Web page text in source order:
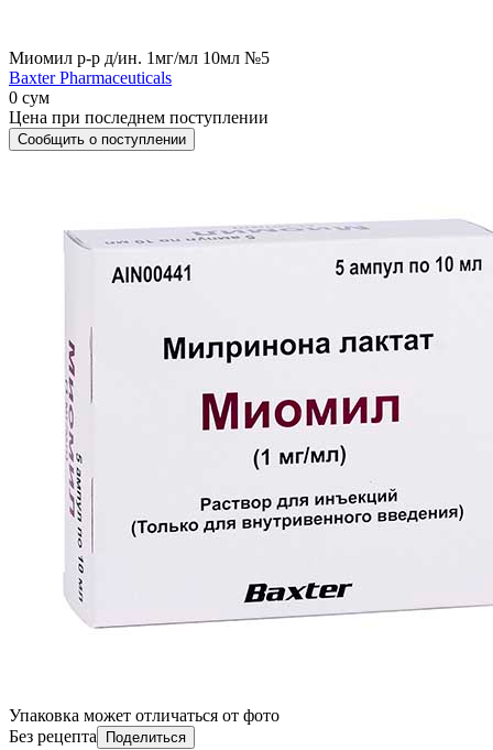
Миомил р-р д/ин. 1мг/мл 10мл №5
Baxter Pharmaceuticals
0 сум
Цена при последнем поступлении
Сообщить о поступлении
Упаковка может отличаться от фото
Без рецепта
Поделиться